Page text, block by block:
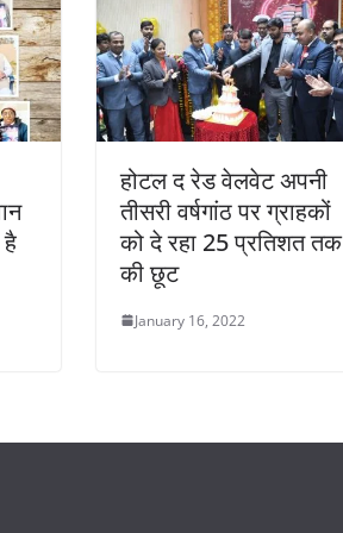
है
होटल द रेड वेलवेट अपनी
तीसरी वर्षगांठ पर ग्राहकों
को दे रहा 25 प्रतिशत तक
की छूट
January 16, 2022